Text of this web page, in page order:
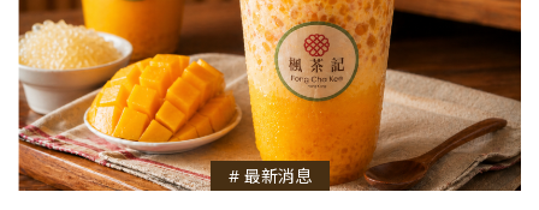
# 最新消息